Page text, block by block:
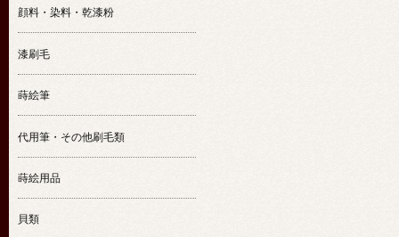
顔料・染料・乾漆粉
漆刷毛
蒔絵筆
代用筆・その他刷毛類
蒔絵用品
貝類